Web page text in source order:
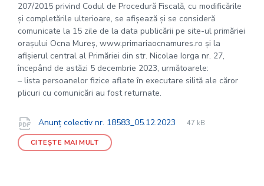
207/2015 privind Codul de Procedură Fiscală, cu modificările
și completările ulterioare, se afișează și se consideră
comunicate la 15 zile de la data publicării pe site-ul primăriei
orașului Ocna Mureș, www.primariaocnamures.ro și la
afișierul central al Primăriei din str. Nicolae Iorga nr. 27,
începând de astăzi 5 decembrie 2023, următoarele:
– lista persoanelor fizice aflate în executare silită ale căror
plicuri cu comunicări au fost returnate.
Documente
Anunț colectiv nr. 18583_05.12.2023
File
pdf
File
47 kB
CITEȘTE MAI MULT